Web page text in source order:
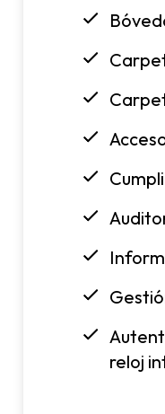
reloj